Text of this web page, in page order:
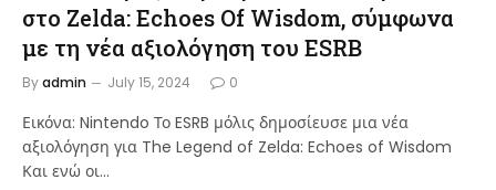
στο Zelda: Echoes Of Wisdom, σύμφωνα
με τη νέα αξιολόγηση του ESRB
Byadmin July 15, 2024 0
Εικόνα: Nintendo Το ESRB μόλις δημοσίευσε μια νέα
αξιολόγηση για The Legend of Zelda: Echoes of Wisdom
Και ενώ οι…